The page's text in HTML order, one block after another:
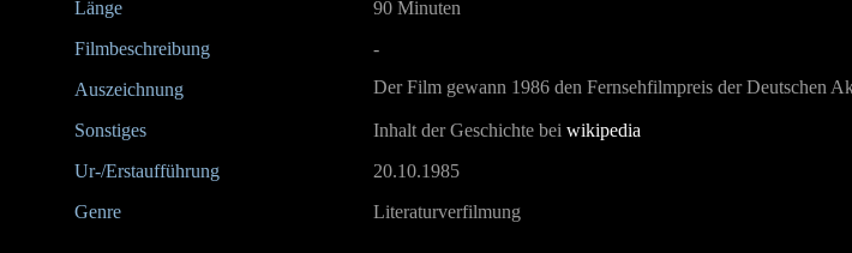
Länge
90 Minuten
Filmbeschreibung
-
Auszeichnung
Der Film gewann 1986 den Fernsehfilmpreis der Deutschen
Sonstiges Inhalt der Geschichte bei wikipedia
Ur-/Erstaufführung
20.10.1985
Genre
Literaturverfilmung